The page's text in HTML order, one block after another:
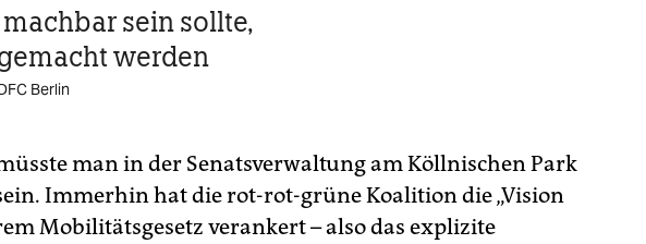
sein sollte,
werden
Berlin
man in der Senatsverwaltung am Köllnischen Park
Immerhin hat die rot-rot-grüne Koalition die „Vision
Mobilitätsgesetz verankert – also das explizite